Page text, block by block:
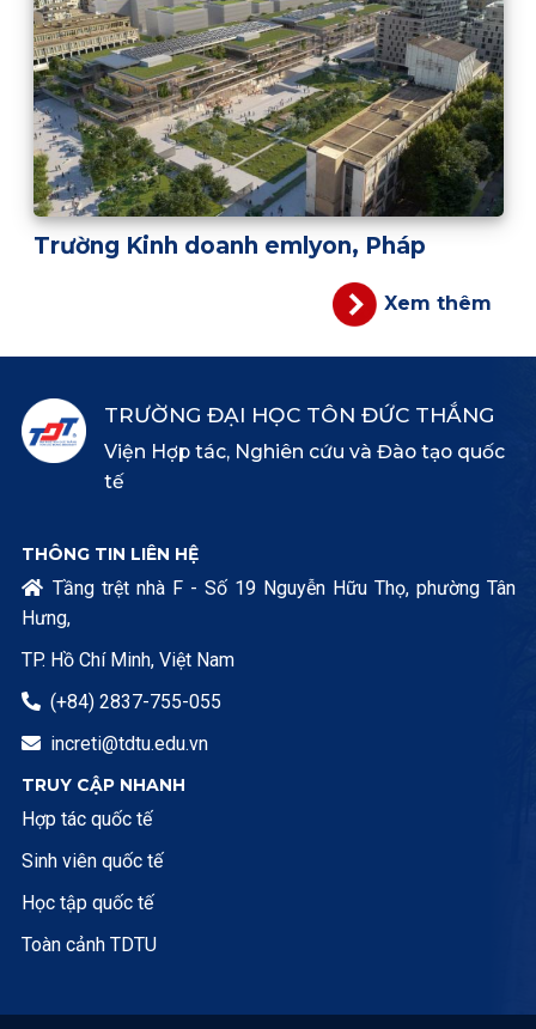
Trường Kinh doanh emlyon, Pháp
Xem thêm
TRƯỜNG ĐẠI HỌC TÔN ĐỨC THẮNG
Viện Hợp tác, Nghiên cứu và Đào tạo quốc
tế
THÔNG TIN LIÊN HỆ
 Tầng trệt nhà F - Số 19 Nguyễn Hữu Thọ, phường Tân
Hưng,
TP. Hồ Chí Minh, Việt Nam
 (+84) 2837-755-055
 increti@tdtu.edu.vn
TRUY CẬP NHANH
Hợp tác quốc tế
Sinh viên quốc tế
Học tập quốc tế
Toàn cảnh TDTU